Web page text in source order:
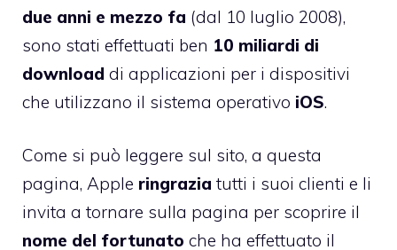
due anni e mezzo fa (dal 10 luglio 2008),
sono stati effettuati ben 10 miliardi di
download di applicazioni per i dispositivi
che utilizzano il sistema operativo iOS.
Come si può leggere sul sito, a questa
pagina, Apple ringrazia tutti i suoi clienti e li
invita a tornare sulla pagina per scoprire il
nome del fortunato che ha effettuato il